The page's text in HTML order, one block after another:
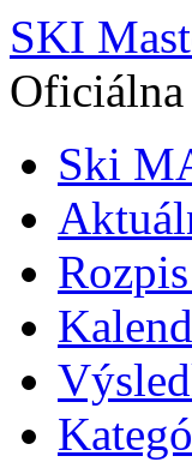
SKI
Oficiálna
Ski